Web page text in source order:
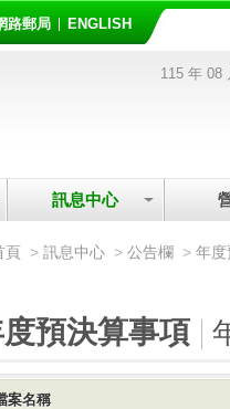
路郵局 ENGLISH
115 年 08
訊息中心
頁 > 訊息中心 > 公告欄 > 年度
預決算事項
案名稱